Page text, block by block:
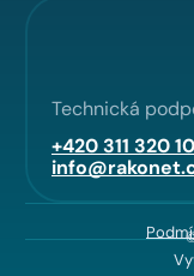
Technická
+420 311 320